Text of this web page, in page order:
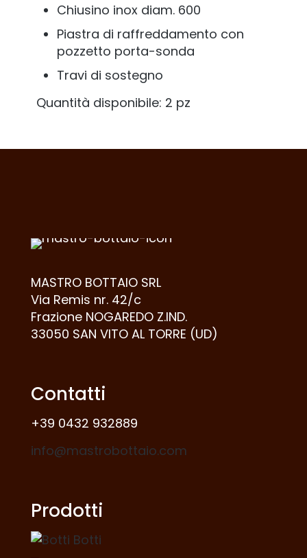
Chiusino inox diam. 600
Piastra di raffreddamento con
pozzetto porta-sonda
Travi di sostegno
Quantità disponibile: 2 pz
MASTRO BOTTAIO SRL
Via Remis nr. 42/c
Frazione NOGAREDO Z.IND.
33050 SAN VITO AL TORRE (UD)
Contatti
+39 0432 932889
info@mastrobottaio.com
Prodotti
Botti